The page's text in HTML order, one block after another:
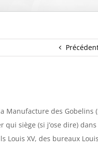
des Gobelins
siège (si j’ose dire) dans
XV, des bureaux